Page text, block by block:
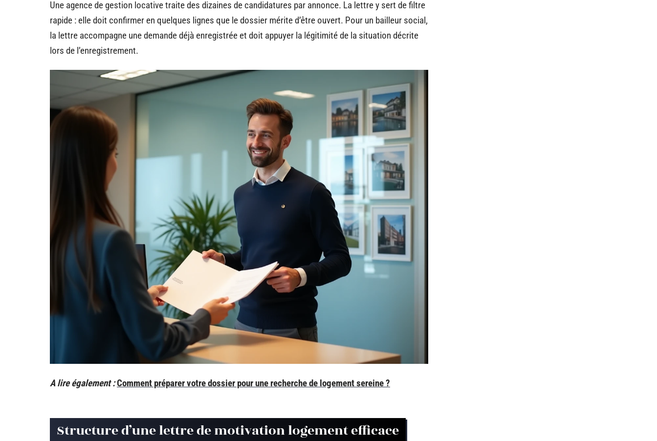
Une agence de gestion locative traite des dizaines de candidatures par annonce. La lettre y sert de filtre
rapide : elle doit confirmer en quelques lignes que le dossier mérite d’être ouvert. Pour un bailleur social,
la lettre accompagne une demande déjà enregistrée et doit appuyer la légitimité de la situation décrite
lors de l’enregistrement.
A lire également :Comment préparer votre dossier pour une recherche de logement sereine ?
Structure d’une lettre de motivation logement efficace